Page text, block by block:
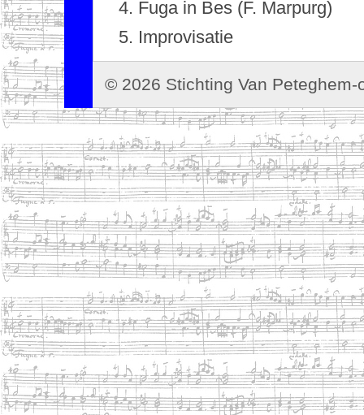
Fuga in Bes (F. Marpurg)
Improvisatie
© 2026 Stichting Van Peteghem-